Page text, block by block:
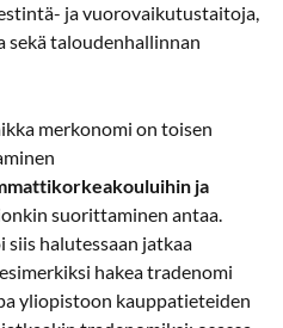
ja vuorovaikutustaitoja,
taloudenhallinnan
merkonomi on toisen
ja
suorittaminen antaa.
siis halutessaan jatkaa
hakea tradenomi
yliopistoon kauppatieteiden